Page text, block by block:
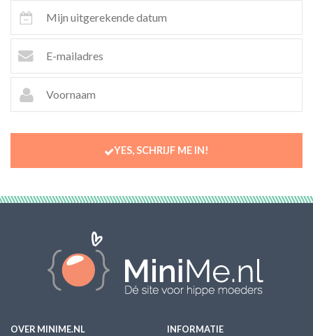
YES, SCHRIJF ME IN!
OVER MINIME.NL INFORMATIE